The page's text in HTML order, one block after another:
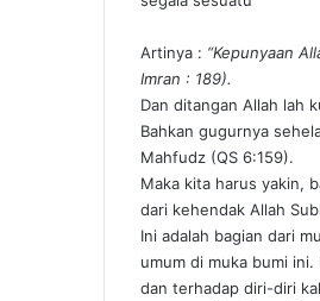
Artinya : “Kepunyaan
Imran : 189).
Dan ditangan Allah lah
Bahkan gugurnya
Mahfudz (QS 6:159).
Maka kita harus yakin,
dari kehendak Allah
Ini adalah bagian dari
umum di muka bumi
dan terhadap diri-diri